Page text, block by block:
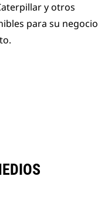
y otros
para su negocio